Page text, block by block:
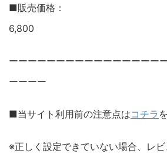
■販売価格：
6,800
ーーーーーーーーーーーーーーーー
ーーーー
■当サイト利用前の注意点はコチラ
※正しく設定できていない場合、レビ